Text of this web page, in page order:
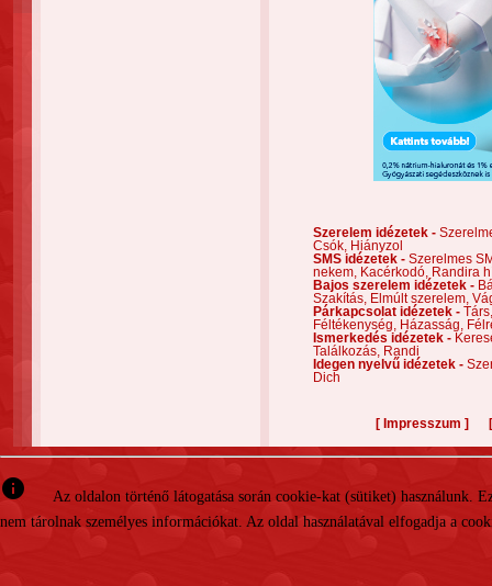
Szerelem idézetek -
Csók,
Hiányzol
SMS idézetek - Szerelmes
nekem,
Kacérkodó,
Randira
Bajos szerelem idézetek -
Szakítás,
Elmúlt szerelem,
Párkapcsolat idézetek -
Féltékenység,
Házasság,
Ismerkedés idézetek -
Találkozás,
Randi
Idegen nyelvű idézetek -
Dich
[ Impresszum ]
info
Az oldalon történő látogatása során cookie-kat (sütiket)
nem tárolnak személyes információkat. Az oldal használatával elfogadja a